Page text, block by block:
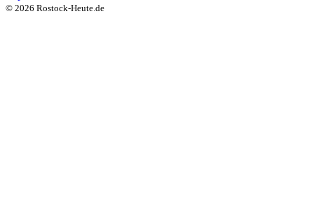
© 2026 Rostock-Heute.de